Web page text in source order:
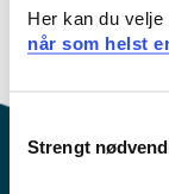
Her kan du
når som helst
Selection
Strengt
Last